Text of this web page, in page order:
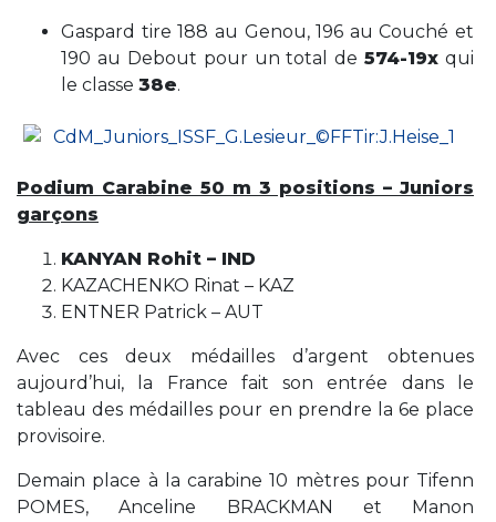
Gaspard tire 188 au Genou, 196 au Couché et
190 au Debout pour un total de574-19x qui
le classe 38e.
Podium Carabine 50 m 3 positions – Juniors
garçons
KANYAN Rohit – IND
KAZACHENKO Rinat – KAZ
ENTNER Patrick – AUT
Avec ces deux médailles d’argent obtenues
aujourd’hui, la France fait son entrée dans le
tableau des médailles pour en prendre la 6e place
provisoire.
Demain place à la carabine 10 mètres pour Tifenn
POMES, Anceline BRACKMAN et Manon